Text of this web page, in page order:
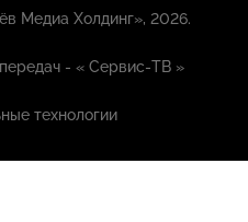
Медиа Холдинг», 2026.
- «Сервис-ТВ »
технологии